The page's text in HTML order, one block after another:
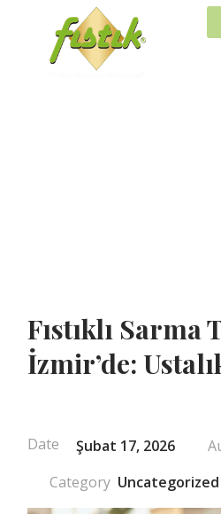
Fıstıklı Sarma
İzmir’de:
Şubat 17, 2026
Uncategorized